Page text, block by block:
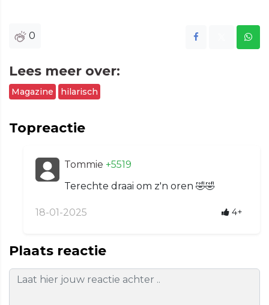
0
Lees meer over:
Magazine hilarisch
Topreactie
Tommie +5519
Terechte draai om z'n oren 🤣🤣
18-01-2025 4+
Plaats reactie